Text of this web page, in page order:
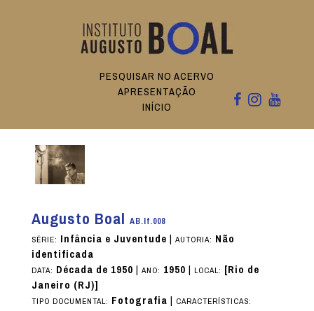
PESQUISAR NO ACERVO
APRESENTAÇÃO
INÍCIO
Augusto Boal AB.If.008
SÉRIE: Infância e Juventude| AUTORIA: Não
identificada
DATA: Década de 1950| ANO: 1950| LOCAL: [Rio de
Janeiro (RJ)]
TIPO DOCUMENTAL: Fotografia| CARACTERÍSTICAS: